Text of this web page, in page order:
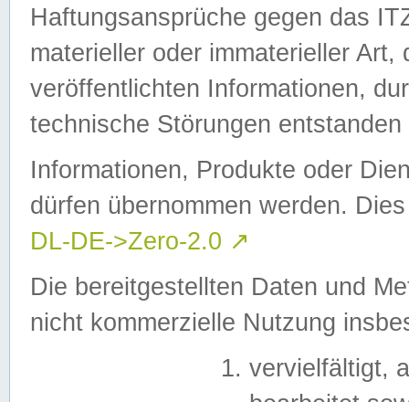
Haftungsansprüche gegen das
materieller oder immaterieller
veröffentlichten Informationen,
technische Störungen
Informationen, Produkte oder
dürfen übernommen werden.
DL-DE->Zero-2.0 ↗
Die bereitgestellten Daten und
nicht kommerzielle Nutzung
vervielfältigt,